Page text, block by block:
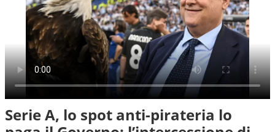
Serie A, lo spot anti-pirateria lo